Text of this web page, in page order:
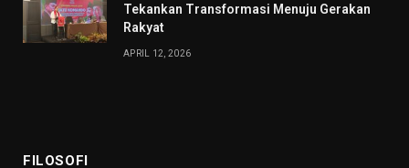
Tekankan Transformasi Menuju Gerakan
Rakyat
APRIL 12, 2026
FILOSOFI